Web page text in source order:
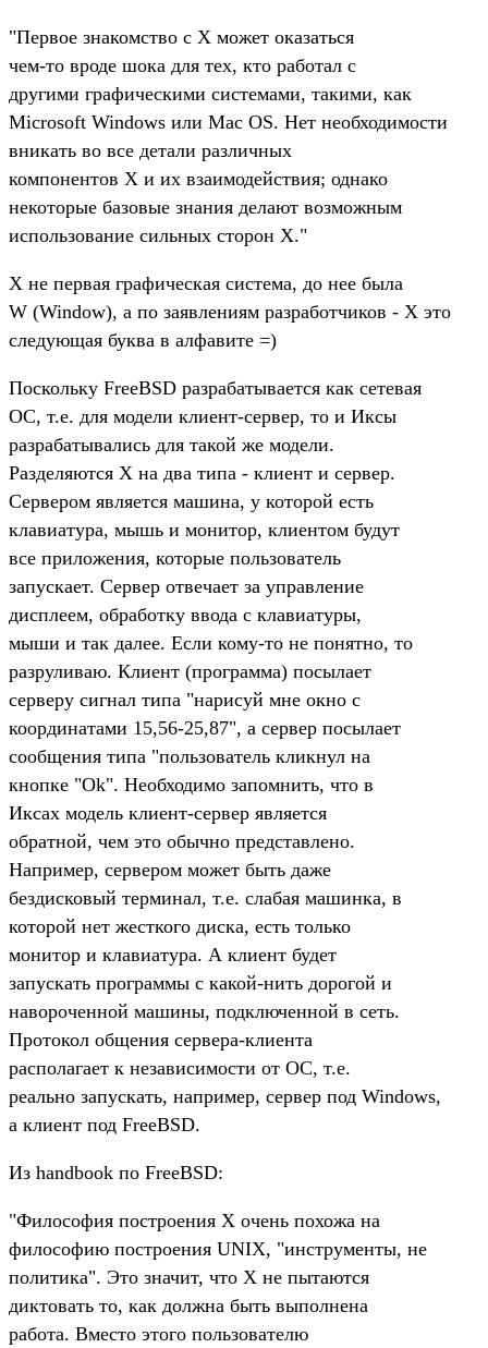
"Первое знакомство с X может оказаться
чем-то вроде шока для тех, кто работал с
другими графическими системами, такими, как
Microsoft Windows или Mac OS. Нет необходимости
вникать во все детали различных
компонентов X и их взаимодействия; однако
некоторые базовые знания делают возможным
использование сильных сторон X."
Х не первая графическая система, до нее была
W (Window), а по заявлениям разработчиков - X это
следующая буква в алфавите =)
Поскольку FreeBSD разрабатывается как сетевая
ОС, т.е. для модели клиент-сервер, то и Иксы
разрабатывались для такой же модели.
Разделяются Х на два типа - клиент и сервер.
Сервером является машина, у которой есть
клавиатура, мышь и монитор, клиентом будут
все приложения, которые пользователь
запускает. Сервер отвечает за управление
дисплеем, обработку ввода с клавиатуры,
мыши и так далее. Если кому-то не понятно, то
разруливаю. Клиент (программа) посылает
серверу сигнал типа "нарисуй мне окно с
координатами 15,56-25,87", а сервер посылает
сообщения типа "пользователь кликнул на
кнопке "Ok". Необходимо запомнить, что в
Иксах модель клиент-сервер является
обратной, чем это обычно представлено.
Например, сервером может быть даже
бездисковый терминал, т.е. слабая машинка, в
которой нет жесткого диска, есть только
монитор и клавиатура. А клиент будет
запускать программы с какой-нить дорогой и
навороченной машины, подключенной в сеть.
Протокол общения сервера-клиента
располагает к независимости от ОС, т.е.
реально запускать, например, сервер под Windows,
а клиент под FreeBSD.
Из handbook по FreeBSD:
"Философия построения X очень похожа на
философию построения UNIX, "инструменты, не
политика". Это значит, что X не пытаются
диктовать то, как должна быть выполнена
работа. Вместо этого пользователю